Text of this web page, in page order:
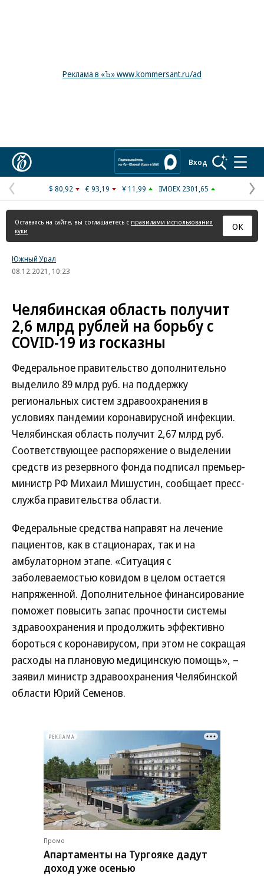
Реклама в «Ъ» www.kommersant.ru/ad
Вход
Предыдущая
страница
$ 80,92 € 93,19 ¥ 11,99 IMOEX 2301,65
Оставаясь на сайте, вы соглашаетесь с правилами использования
куки
ОК
Южный Урал
08.12.2021, 10:23
Челябинская область получит
2,6 млрд рублей на борьбу с
COVID-19 из госказны
Федеральное правительство дополнительно
выделило 89 млрд руб. на поддержку
региональных систем здравоохранения в
условиях пандемии коронавирусной инфекции.
Челябинская область получит 2,67 млрд руб.
Соответствующее распоряжение о выделении
средств из резервного фонда подписал премьер-
министр РФ Михаил Мишустин, сообщает пресс-
служба правительства области.
Федеральные средства направят на лечение
пациентов, как в стационарах, так и на
амбулаторном этапе. «Ситуация с
заболеваемостью ковидом в целом остается
напряженной. Дополнительное финансирование
поможет повысить запас прочности системы
здравоохранения и продолжить эффективно
бороться с коронавирусом, при этом не сокращая
расходы на плановую медицинскую помощь», –
заявил министр здравоохранения Челябинской
области Юрий Семенов.
Промо
Апартаменты на Тургояке дадут
доход уже осенью
РЕКЛАМА